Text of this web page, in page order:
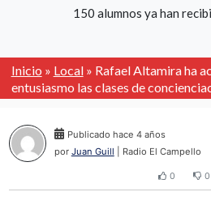
150 alumnos ya han
Inicio » Local» Rafael Altamira ha
entusiasmo las clases de
Publicado hace 4 años
por Juan Guill | Radio El Campello
0 0